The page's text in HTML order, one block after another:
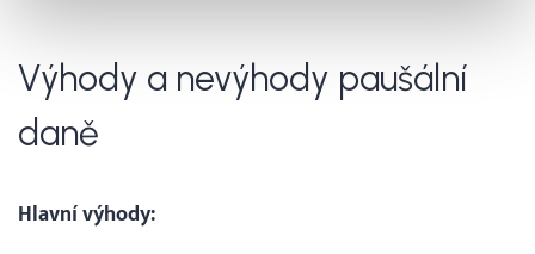
Výhody a nevýhody paušální
daně
Hlavní výhody: